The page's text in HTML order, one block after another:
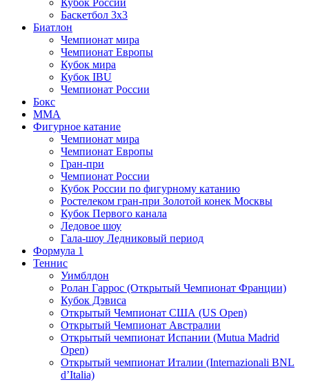
Кубок России
Баскетбол 3х3
Биатлон
Чемпионат мира
Чемпионат Европы
Кубок мира
Кубок IBU
Чемпионат России
Бокс
MMA
Фигурное катание
Чемпионат мира
Чемпионат Европы
Гран-при
Чемпионат России
Кубок России по фигурному катанию
Ростелеком гран-при Золотой конек Москвы
Кубок Первого канала
Ледовое шоу
Гала-шоу Ледниковый период
Формула 1
Теннис
Уимблдон
Ролан Гаррос (Открытый Чемпионат Франции)
Кубок Дэвиса
Открытый Чемпионат США (US Open)
Открытый Чемпионат Австралии
Открытый чемпионат Испании (Mutua Madrid
Open)
Открытый чемпионат Италии (Internazionali BNL
d’Italia)